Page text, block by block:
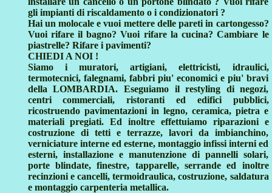
gli impianti di riscaldamento o i condizionatori ?
Hai un molocale e vuoi mettere delle pareti in cartongesso?
Vuoi rifare il bagno? Vuoi rifare la cucina? Cambiare le
piastrelle? Rifare i pavimenti?
CHIEDI A NOI !
Siamo i muratori, artigiani, elettricisti, idraulici,
termotecnici, falegnami, fabbri piu' economici e piu' bravi
della LOMBARDIA. Eseguiamo il restyling di negozi,
centri commerciali, ristoranti ed edifici pubblici,
ricostruendo pavimentazioni in legno, ceramica, pietra e
materiali pregiati. Ed inoltre effettuiamo riparazioni e
costruzione di tetti e terrazze, lavori da imbianchino,
verniciature interne ed esterne, montaggio infissi interni ed
esterni, installazione e manutenzione di pannelli solari,
porte blindate, finestre, tapparelle, serrande ed inoltre
recinzioni e cancelli, termoidraulica, costruzione, saldatura
e montaggio carpenteria metallica.